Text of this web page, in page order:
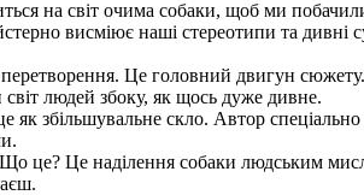
на світ очима собаки, щоб ми
висміює наші стереотипи та дивні
Це головний двигун
світ людей збоку, як щось дуже дивне.
як збільшувальне скло. Автор
це? Це наділення собаки людським